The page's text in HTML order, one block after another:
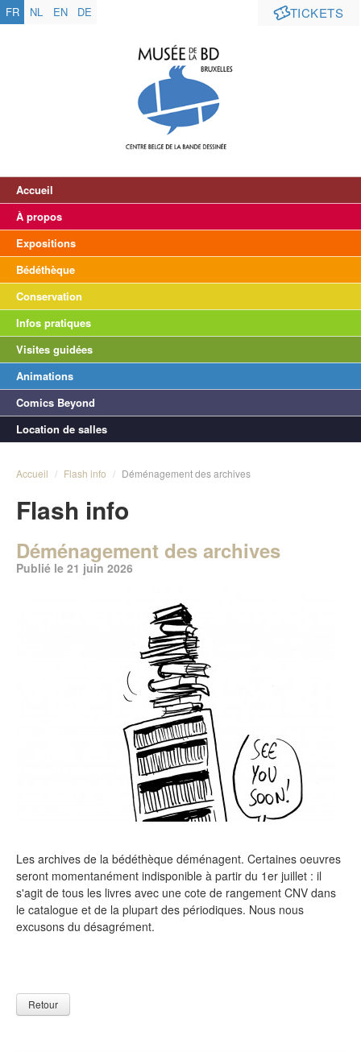
TICKETS
FR NL EN DE
Accueil
À propos
Expositions
Bédéthèque
Conservation
Infos pratiques
Visites guidées
Animations
Comics Beyond
Location de salles
Accueil / Flash info / Déménagement des archives
Flash info
Déménagement des archives
Publié le 21 juin 2026
Les archives de la bédéthèque déménagent. Certaines oeuvres
seront momentanément indisponible à partir du 1er juillet : il
s'agit de tous les livres avec une cote de rangement CNV dans
le catalogue et de la plupart des périodiques. Nous nous
excusons du désagrément.
Retour